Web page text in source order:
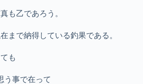
も乙であろう。
まで納得している釣果である。
も
う事で在って